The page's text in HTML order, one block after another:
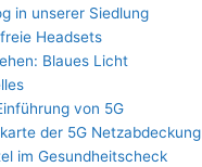
in unserer Siedlung
Headsets
Blaues Licht
von 5G
der 5G Netzabdeckung
im Gesundheitscheck